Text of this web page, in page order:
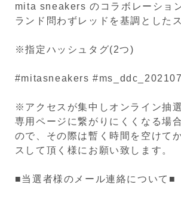
mita sneakers のコラボレーショ
ランド問わずレッドを基調とした
※指定ハッシュタグ(2つ)
#mitasneakers
※アクセスが集中しオンライン抽
専用ページに繋がりにくくなる場
ので、その際は暫く時間を空けて
スして頂く様にお願い致します。
■当選者様のメール連絡について■